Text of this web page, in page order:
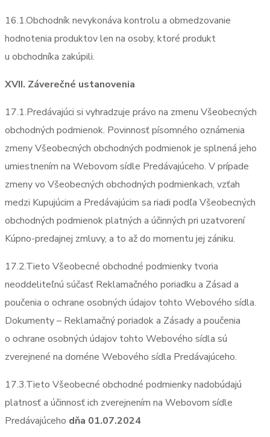
16.1.Obchodník nevykonáva kontrolu a obmedzovanie
hodnotenia produktov len na osoby, ktoré produkt
u obchodníka zakúpili.
XVII. Záverečné ustanovenia
17.1.Predávajúci si vyhradzuje právo na zmenu Všeobecných
obchodných podmienok. Povinnosť písomného oznámenia
zmeny Všeobecných obchodných podmienok je splnená jeho
umiestnením na Webovom sídle Predávajúceho. V prípade
zmeny vo Všeobecných obchodných podmienkach, vzťah
medzi Kupujúcim a Predávajúcim sa riadi podľa Všeobecných
obchodných podmienok platných a účinných pri uzatvorení
Kúpno-predajnej zmluvy, a to až do momentu jej zániku.
17.2.Tieto Všeobecné obchodné podmienky tvoria
neoddeliteľnú súčasť Reklamačného poriadku a Zásad a
poučenia o ochrane osobných údajov tohto Webového sídla.
Dokumenty – Reklamačný poriadok a Zásady a poučenia
o ochrane osobných údajov tohto Webového sídla sú
zverejnené na doméne Webového sídla Predávajúceho.
17.3.Tieto Všeobecné obchodné podmienky nadobúdajú
platnosť a účinnosť ich zverejnením na Webovom sídle
Predávajúceho dňa 01.07.2024